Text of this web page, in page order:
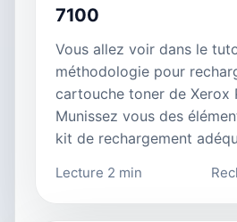
7100
Vous allez voir dans le
méthodologie pour
cartouche toner de Xerox
Munissez vous des
kit de rechargement
Lecture 2 min